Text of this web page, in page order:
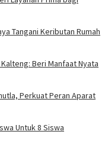
Tangani Keributan Rumah
Beri Manfaat Nyata
Perkuat Peran Aparat
Untuk 8 Siswa